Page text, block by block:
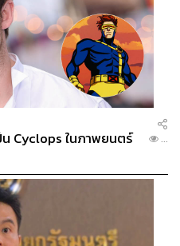
Cyclops ในภาพยนตร์
...